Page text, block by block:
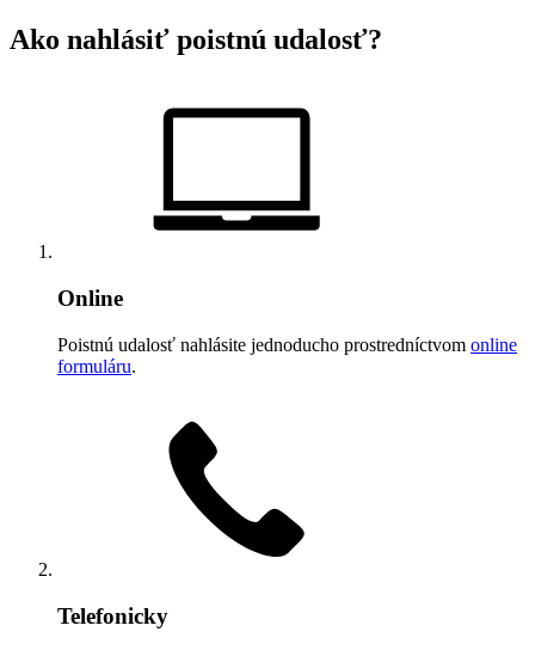
Ako nahlásiť poistnú udalosť?
Online
Poistnú udalosť nahlásite jednoducho prostredníctvom online
formuláru.
Telefonicky